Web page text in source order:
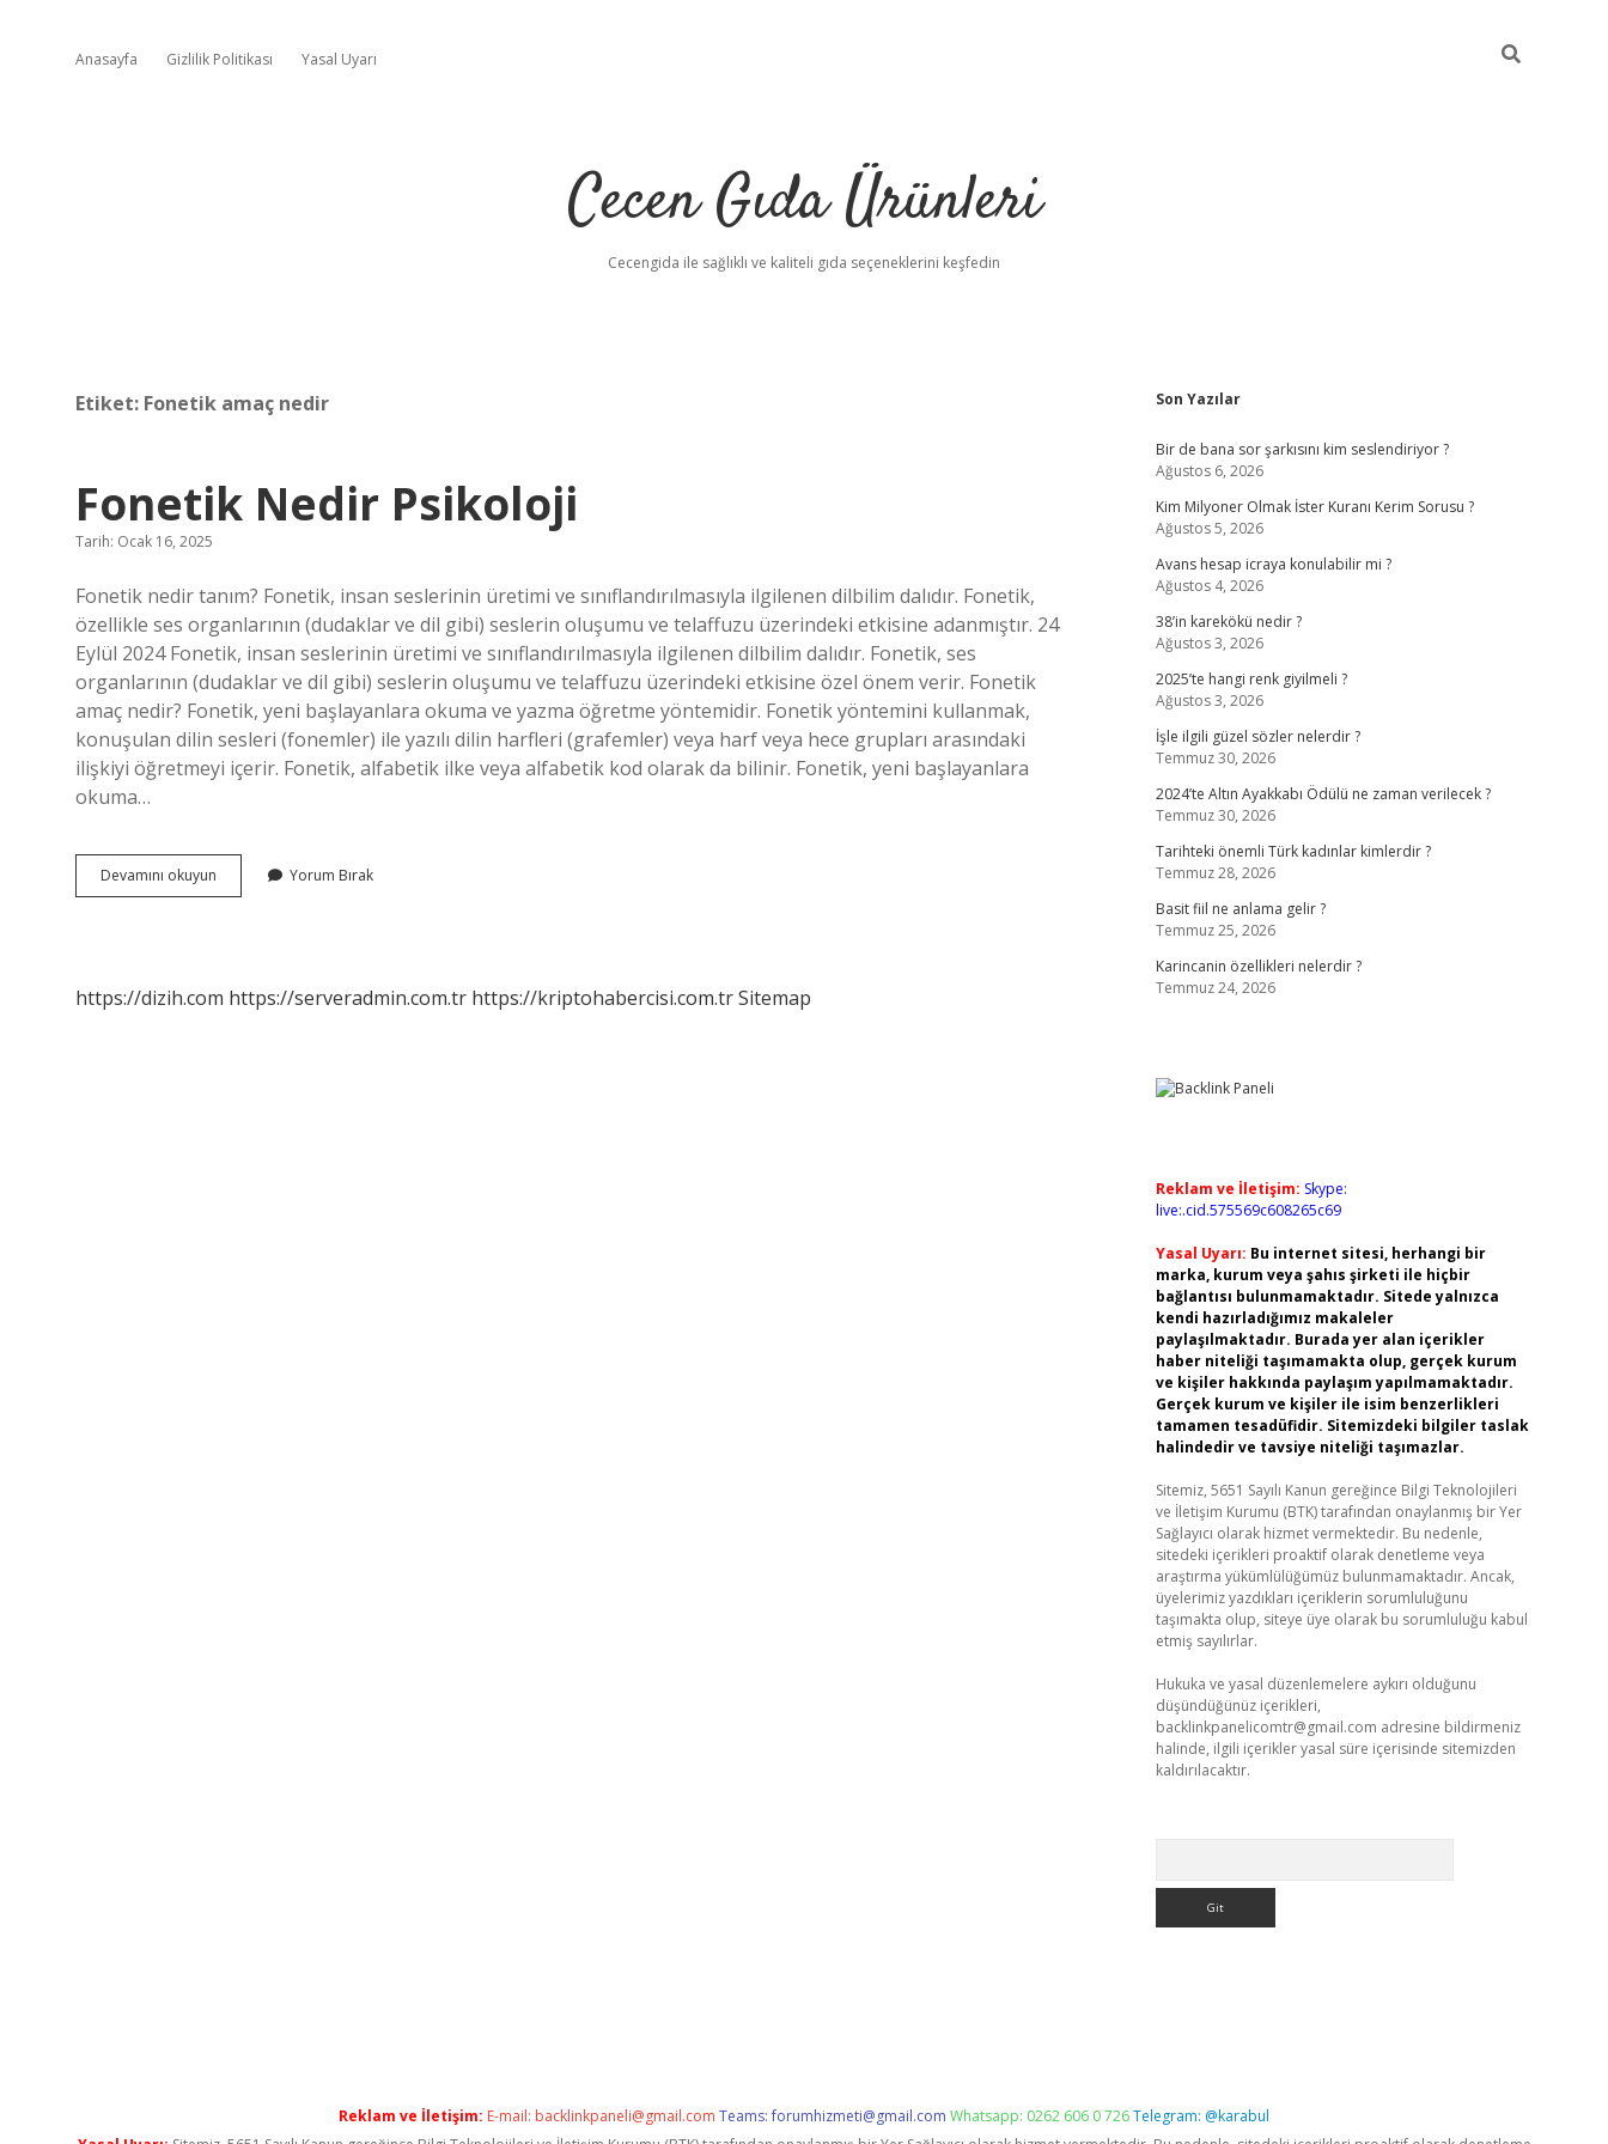
Anasayfa Gizlilik Politikası Yasal Uyarı
Cecen Gıda Ürünleri
Cecengida ile sağlıklı ve kaliteli gıda seçeneklerini keşfedin
Etiket: Fonetik amaç nedir
Fonetik Nedir Psikoloji
Tarih: Ocak 16, 2025
Fonetik nedir tanım? Fonetik, insan seslerinin üretimi ve sınıflandırılmasıyla ilgilenen dilbilim dalıdır. Fonetik,
özellikle ses organlarının (dudaklar ve dil gibi) seslerin oluşumu ve telaffuzu üzerindeki etkisine adanmıştır. 24
Eylül 2024 Fonetik, insan seslerinin üretimi ve sınıflandırılmasıyla ilgilenen dilbilim dalıdır. Fonetik, ses
organlarının (dudaklar ve dil gibi) seslerin oluşumu ve telaffuzu üzerindeki etkisine özel önem verir. Fonetik
amaç nedir? Fonetik, yeni başlayanlara okuma ve yazma öğretme yöntemidir. Fonetik yöntemini kullanmak,
konuşulan dilin sesleri (fonemler) ile yazılı dilin harfleri (grafemler) veya harf veya hece grupları arasındaki
ilişkiyi öğretmeyi içerir. Fonetik, alfabetik ilke veya alfabetik kod olarak da bilinir. Fonetik, yeni başlayanlara
okuma…
Devamını okuyun
Nedir
Yorum Bırak
https://dizih.com https://serveradmin.com.tr https://kriptohabercisi.com.trSitemap
Sidebar
Son Yazılar
Bir de bana sor şarkısını kim seslendiriyor ?
Ağustos 6, 2026
Kim Milyoner Olmak İster Kuranı Kerim Sorusu ?
Ağustos 5, 2026
Avans hesap icraya konulabilir mi ?
Ağustos 4, 2026
38’in karekökü nedir ?
Ağustos 3, 2026
2025’te hangi renk giyilmeli ?
Ağustos 3, 2026
İşle ilgili güzel sözler nelerdir ?
Temmuz 30, 2026
2024’te Altın Ayakkabı Ödülü ne zaman verilecek ?
Temmuz 30, 2026
Tarihteki önemli Türk kadınlar kimlerdir ?
Temmuz 28, 2026
Basit fiil ne anlama gelir ?
Temmuz 25, 2026
Karincanin özellikleri nelerdir ?
Temmuz 24, 2026
Reklam ve İletişim: Skype:
live:.cid.575569c608265c69
Yasal Uyarı: Bu internet sitesi, herhangi bir
marka, kurum veya şahıs şirketi ile hiçbir
bağlantısı bulunmamaktadır. Sitede yalnızca
kendi hazırladığımız makaleler
paylaşılmaktadır. Burada yer alan içerikler
haber niteliği taşımamakta olup, gerçek kurum
ve kişiler hakkında paylaşım yapılmamaktadır.
Gerçek kurum ve kişiler ile isim benzerlikleri
tamamen tesadüfidir. Sitemizdeki bilgiler taslak
halindedir ve tavsiye niteliği taşımazlar.
Sitemiz, 5651 Sayılı Kanun gereğince Bilgi Teknolojileri
ve İletişim Kurumu (BTK) tarafından onaylanmış bir Yer
Sağlayıcı olarak hizmet vermektedir. Bu nedenle,
sitedeki içerikleri proaktif olarak denetleme veya
araştırma yükümlülüğümüz bulunmamaktadır. Ancak,
üyelerimiz yazdıkları içeriklerin sorumluluğunu
taşımakta olup, siteye üye olarak bu sorumluluğu kabul
etmiş sayılırlar.
Hukuka ve yasal düzenlemelere aykırı olduğunu
düşündüğünüz içerikleri,
backlinkpanelicomtr@gmail.com adresine bildirmeniz
halinde, ilgili içerikler yasal süre içerisinde sitemizden
kaldırılacaktır.
Reklam ve İletişim: E-mail: backlinkpaneli@gmail.com Teams:forumhizmeti@gmail.com Whatsapp: 0262 606 0 726Telegram: @karabul